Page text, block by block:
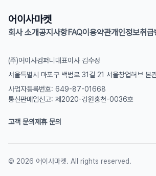
어이사마켓
회사 소개공지사항FAQ이용약관개인정보취급
(주)어이사컴퍼니 대표이사 김수성
서울특별시 마포구 백범로 31길 21 서울창업허브 본
사업자등록번호: 649-87-01668
통신판매업신고: 제2020-강원홍천-0036호
고객 문의제휴 문의
© 2026 어이사마켓. All rights reserved.